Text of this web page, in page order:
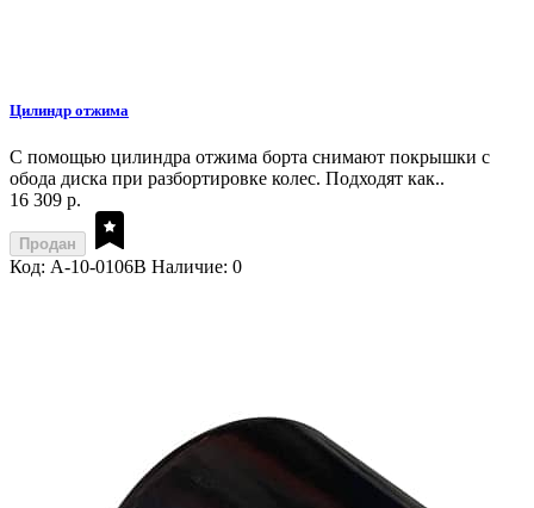
Цилиндр отжима
С помощью цилиндра отжима борта снимают покрышки с
обода диска при разбортировке колес. Подходят как..
16 309 р.
Продан
Код: A-10-0106B Наличие: 0